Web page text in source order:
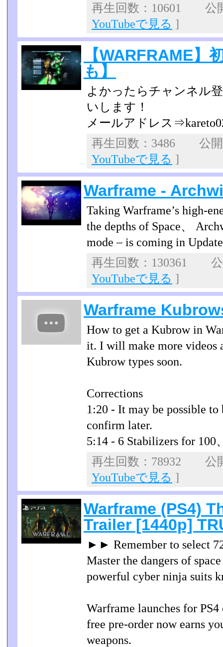
再生回数：10601 公
YouTubeで見る ]
【WARFRAME】
も】
よかったらチャンネル
いします！
メールアドレス
再生回数：3486 公
YouTubeで見る ]
Warframe -
Taking Warframe’s high-
the depths of Space、
mode – is coming in
再生回数：130361
YouTubeで見る ]
Warframe
How to get a Kubrow in
it. I will make more videos
Kubrow types soon.
Corrections
1:20 - It may be possible
confirm later.
5:14 - 6 Stabilizers for 100
再生回数：78932 公
YouTubeで見る ]
Warframe (PS4)
Trailer [1440p]
►► Remember to select
Master the dangers of
powerful cyber ninja suits
Warframe launches for
free pre-order now earns
weapons.